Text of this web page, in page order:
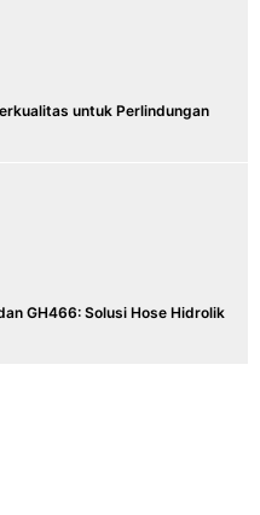
untuk Perlindungan
GH466: Solusi Hose Hidrolik